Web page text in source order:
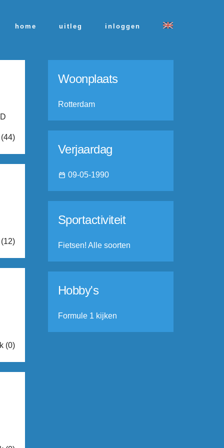
home uitleg inloggen
(0)
Woonplaats
Rotterdam
Verjaardag
09-05-1990
Sportactiviteit
Fietsen! Alle soorten
Hobby's
Formule 1 kijken